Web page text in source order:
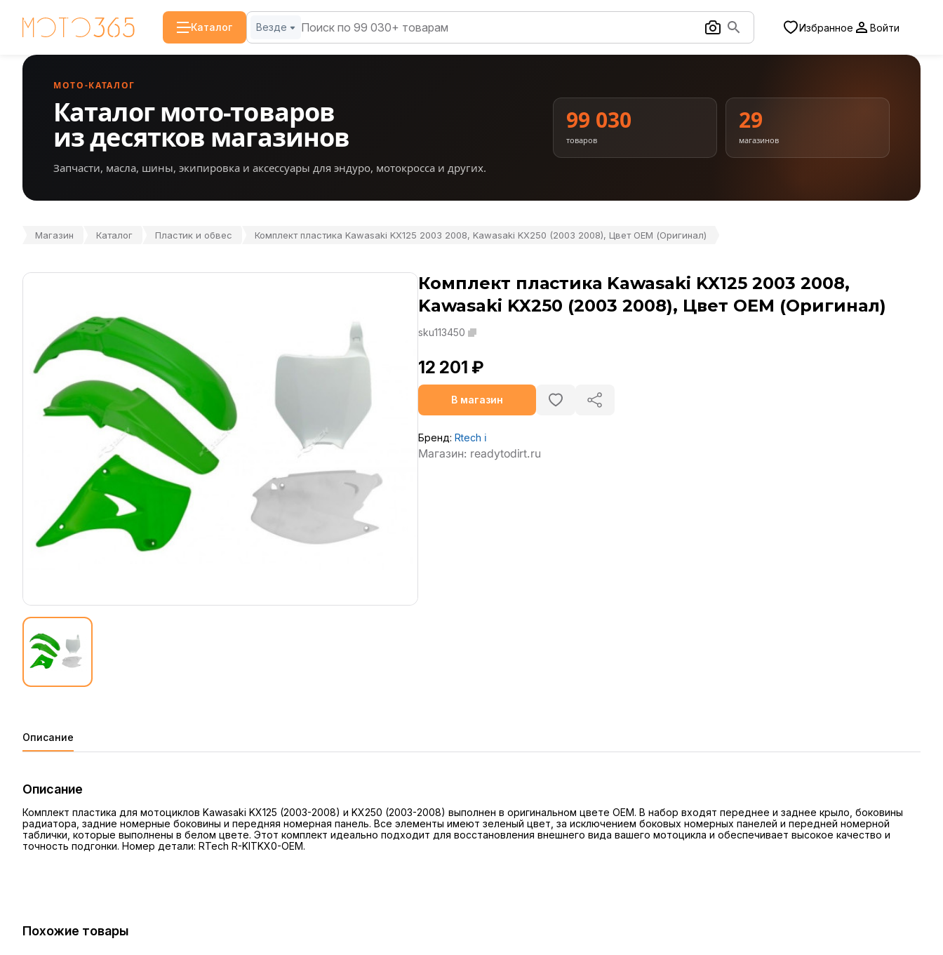
Каталог Везде Избранное Войти
МОТО-КАТАЛОГ
Каталог мото-товаров
из десятков магазинов
Запчасти, масла, шины, экипировка и аксессуары для эндуро, мотокросса и других.
99 030
товаров
29
магазинов
Магазин Каталог Пластик и обвес Комплект пластика Kawasaki KX125 2003 2008, Kawasaki KX250 (2003 2008), Цвет OEM (Оригинал)
Комплект пластика Kawasaki KX125 2003 2008,
Kawasaki KX250 (2003 2008), Цвет OEM (Оригинал)
sku113450
12 201 ₽
В магазин
Бренд: Rtech ℹ️
Описание
Описание
Комплект пластика для мотоциклов Kawasaki KX125 (2003-2008) и KX250 (2003-2008) выполнен в оригинальном цвете OEM. В набор входят переднее и заднее крыло, боковины
радиатора, задние номерные боковины и передняя номерная панель. Все элементы имеют зеленый цвет, за исключением боковых номерных панелей и передней номерной
таблички, которые выполнены в белом цвете. Этот комплект идеально подходит для восстановления внешнего вида вашего мотоцикла и обеспечивает высокое качество и
точность подгонки. Номер детали: RTech R-KITKX0-OEM.
Похожие товары